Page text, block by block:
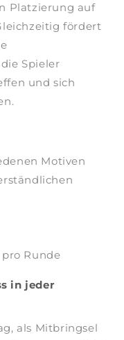
Platzierung auf
fördert
die Spieler
und sich
Motiven
pro Runde
in jeder
als Mitbringsel